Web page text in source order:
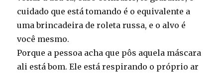
cuidado que está tomando é o equivalente a
uma brincadeira de roleta russa, e o alvo é
você mesmo.
Porque a pessoa acha que pôs aquela máscara
ali está bom. Ele está respirando o próprio ar